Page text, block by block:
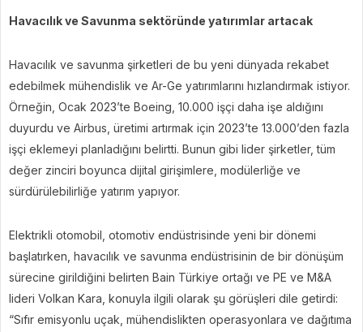
Havacılık ve Savunma sektöründe yatırımlar artacak
Havacılık ve savunma şirketleri de bu yeni dünyada rekabet
edebilmek mühendislik ve Ar-Ge yatırımlarını hızlandırmak istiyor.
Örneğin, Ocak 2023’te Boeing, 10.000 işçi daha işe aldığını
duyurdu ve Airbus, üretimi artırmak için 2023’te 13.000’den fazla
işçi eklemeyi planladığını belirtti. Bunun gibi lider şirketler, tüm
değer zinciri boyunca dijital girişimlere, modülerliğe ve
sürdürülebilirliğe yatırım yapıyor.
Elektrikli otomobil, otomotiv endüstrisinde yeni bir dönemi
başlatırken, havacılık ve savunma endüstrisinin de bir dönüşüm
sürecine girildiğini belirten Bain Türkiye ortağı ve PE ve M&A
lideri Volkan Kara, konuyla ilgili olarak şu görüşleri dile getirdi:
“Sıfır emisyonlu uçak, mühendislikten operasyonlara ve dağıtıma